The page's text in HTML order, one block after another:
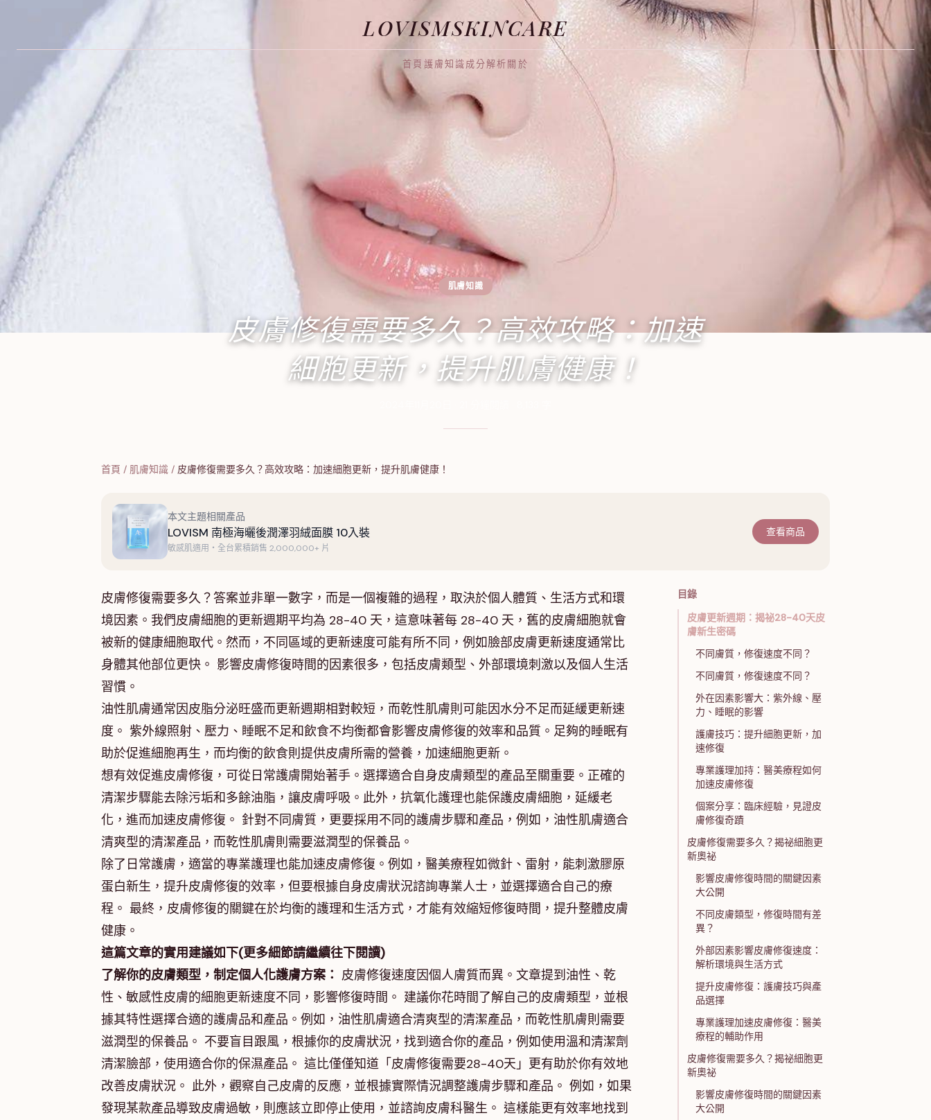
LOVISMSKINCARE
首頁 護膚知識成分解析 關於
肌膚知識
皮膚修復需要多久？高效攻略：加速
細胞更新，提升肌膚健康！
首頁 / 肌膚知識 / 皮膚修復需要多久？高效攻略：加速細胞更新，提升肌膚健康！
本文主題相關產品
LOVISM 南極海曬後潤澤羽絨面膜 10入裝
敏感肌適用・全台累積銷售 2,000,000+ 片
查看商品
皮膚修復需要多久？答案並非單一數字，而是一個複雜的過程，取決於個人體質、生活方式和環
境因素。我們皮膚細胞的更新週期平均為 28-40 天，這意味著每 28-40 天，舊的皮膚細胞就會
被新的健康細胞取代。然而，不同區域的更新速度可能有所不同，例如臉部皮膚更新速度通常比
身體其他部位更快。 影響皮膚修復時間的因素很多，包括皮膚類型、外部環境刺激以及個人生活
習慣。
油性肌膚通常因皮脂分泌旺盛而更新週期相對較短，而乾性肌膚則可能因水分不足而延緩更新速
度。 紫外線照射、壓力、睡眠不足和飲食不均衡都會影響皮膚修復的效率和品質。足夠的睡眠有
助於促進細胞再生，而均衡的飲食則提供皮膚所需的營養，加速細胞更新。
想有效促進皮膚修復，可從日常護膚開始著手。選擇適合自身皮膚類型的產品至關重要。正確的
清潔步驟能去除污垢和多餘油脂，讓皮膚呼吸。此外，抗氧化護理也能保護皮膚細胞，延緩老
化，進而加速皮膚修復。 針對不同膚質，更要採用不同的護膚步驟和產品，例如，油性肌膚適合
清爽型的清潔產品，而乾性肌膚則需要滋潤型的保養品。
除了日常護膚，適當的專業護理也能加速皮膚修復。例如，醫美療程如微針、雷射，能刺激膠原
蛋白新生，提升皮膚修復的效率，但要根據自身皮膚狀況諮詢專業人士，並選擇適合自己的療
程。 最終，皮膚修復的關鍵在於均衡的護理和生活方式，才能有效縮短修復時間，提升整體皮膚
健康。
這篇文章的實用建議如下(更多細節請繼續往下閱讀)
了解你的皮膚類型，制定個人化護膚方案： 皮膚修復速度因個人膚質而異。文章提到油性、乾
性、敏感性皮膚的細胞更新速度不同，影響修復時間。 建議你花時間了解自己的皮膚類型，並根
據其特性選擇合適的護膚品和產品。例如，油性肌膚適合清爽型的清潔產品，而乾性肌膚則需要
滋潤型的保養品。 不要盲目跟風，根據你的皮膚狀況，找到適合你的產品，例如使用溫和清潔劑
清潔臉部，使用適合你的保濕產品。 這比僅僅知道「皮膚修復需要28-40天」更有助於你有效地
改善皮膚狀況。 此外，觀察自己皮膚的反應，並根據實際情況調整護膚步驟和產品。 例如，如果
發現某款產品導致皮膚過敏，則應該立即停止使用，並諮詢皮膚科醫生。 這樣能更有效率地找到
目錄
皮膚更新週期：揭祕28-40天皮
膚新生密碼
不同膚質，修復速度不同？
不同膚質，修復速度不同？
外在因素影響大：紫外線、壓
力、睡眠的影響
護膚技巧：提升細胞更新，加
速修復
專業護理加持：醫美療程如何
加速皮膚修復
個案分享：臨床經驗，見證皮
膚修復奇蹟
皮膚修復需要多久？揭祕細胞更
新奧祕
影響皮膚修復時間的關鍵因素
大公開
不同皮膚類型，修復時間有差
異？
外部因素影響皮膚修復速度：
解析環境與生活方式
提升皮膚修復：護膚技巧與產
品選擇
專業護理加速皮膚修復：醫美
療程的輔助作用
皮膚修復需要多久？揭祕細胞更
新奧祕
影響皮膚修復時間的關鍵因素
大公開